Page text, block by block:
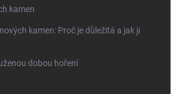
kamen
kamen: Proč je důležitá a jak ji
dobou hoření